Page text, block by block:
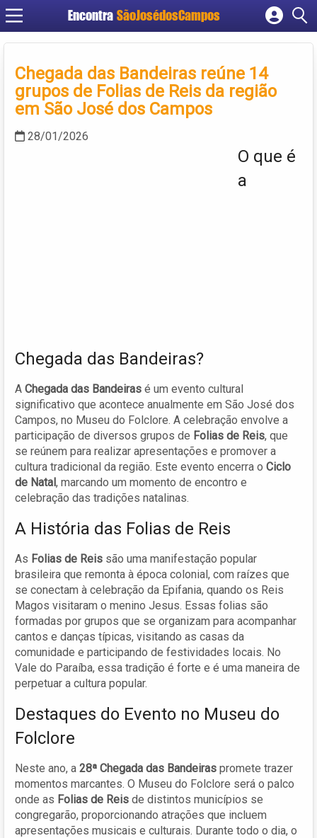
Encontra SãoJosédosCampos
Cadastrar empresa
Criar conta
Chegada das Bandeiras reúne 14
grupos de Folias de Reis da região
em São José dos Campos
28/01/2026
O que é
a
Chegada das Bandeiras?
A Chegada das Bandeiras é um evento cultural
significativo que acontece anualmente em São José dos
Campos, no Museu do Folclore. A celebração envolve a
participação de diversos grupos de Folias de Reis, que
se reúnem para realizar apresentações e promover a
cultura tradicional da região. Este evento encerra o Ciclo
de Natal, marcando um momento de encontro e
celebração das tradições natalinas.
A História das Folias de Reis
As Folias de Reis são uma manifestação popular
brasileira que remonta à época colonial, com raízes que
se conectam à celebração da Epifania, quando os Reis
Magos visitaram o menino Jesus. Essas folias são
formadas por grupos que se organizam para acompanhar
cantos e danças típicas, visitando as casas da
comunidade e participando de festividades locais. No
Vale do Paraíba, essa tradição é forte e é uma maneira de
perpetuar a cultura popular.
Destaques do Evento no Museu do
Folclore
Neste ano, a 28ª Chegada das Bandeiras promete trazer
momentos marcantes. O Museu do Folclore será o palco
onde as Folias de Reis de distintos municípios se
congregarão, proporcionando atrações que incluem
apresentações musicais e culturais. Durante todo o dia, o